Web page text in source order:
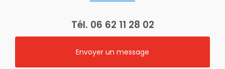
Tél. 06 62 11 28 02
Envoyer un message